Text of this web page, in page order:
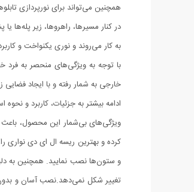
همچنین می‌تواند برای نورپردازی
در کنار مسیرها، راهروها، زیر
به کار می‌روند و نوری یکنواخت و
با توجه به ویژگی‌های منحصر به‌ فرد
خارجی به‌ شمار رفته و با ایجاد
ادامه بیشتر به جزئیات، کاربرد و
ویژگی‌های بی‌شمار این محصول، باعث
کرده و بهترین ریسه ال ای دی نواری
و ستون‌ها نصب نمایید. همچنین به
تغییر شکل نمی‌دهد.نصب آسان و